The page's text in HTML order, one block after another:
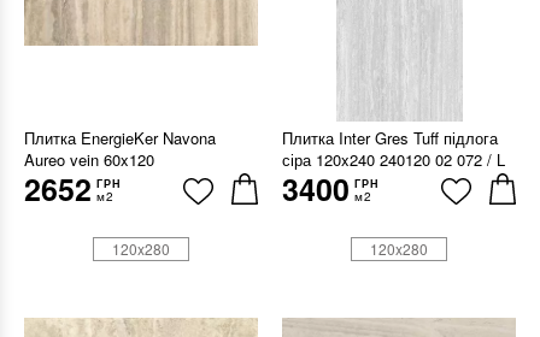
Плитка EnergieKer Navona
Aureo vein 60x120
2652 ГРН
м2
Плитка Inter Gres Tuff підлога
сіра 120x240 240120 02 072 / L
3400 ГРН
м2
120x280 120x280